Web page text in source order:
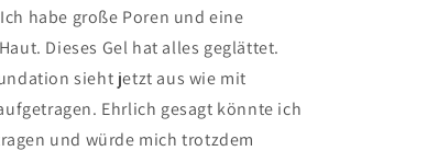
„Ich habe große Poren und eine
Dieses Gel hat alles geglättet.
sieht jetzt aus wie mit
Ehrlich gesagt könnte ich
und würde mich trotzdem